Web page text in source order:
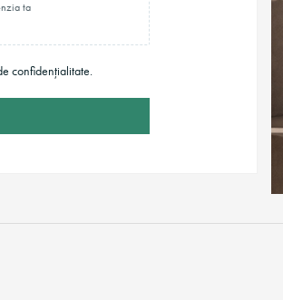
ta
confidențialitate.